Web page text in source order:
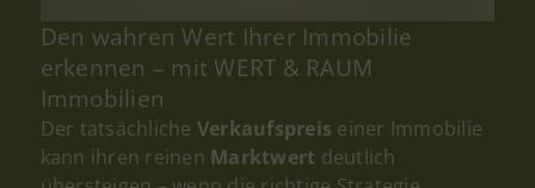
Den wahren Wert Ihrer Immobilie
erkennen – mit WERT & RAUM
Immobilien
Der tatsächliche Verkaufspreis einer Immobilie
kann ihren reinen Marktwert deutlich